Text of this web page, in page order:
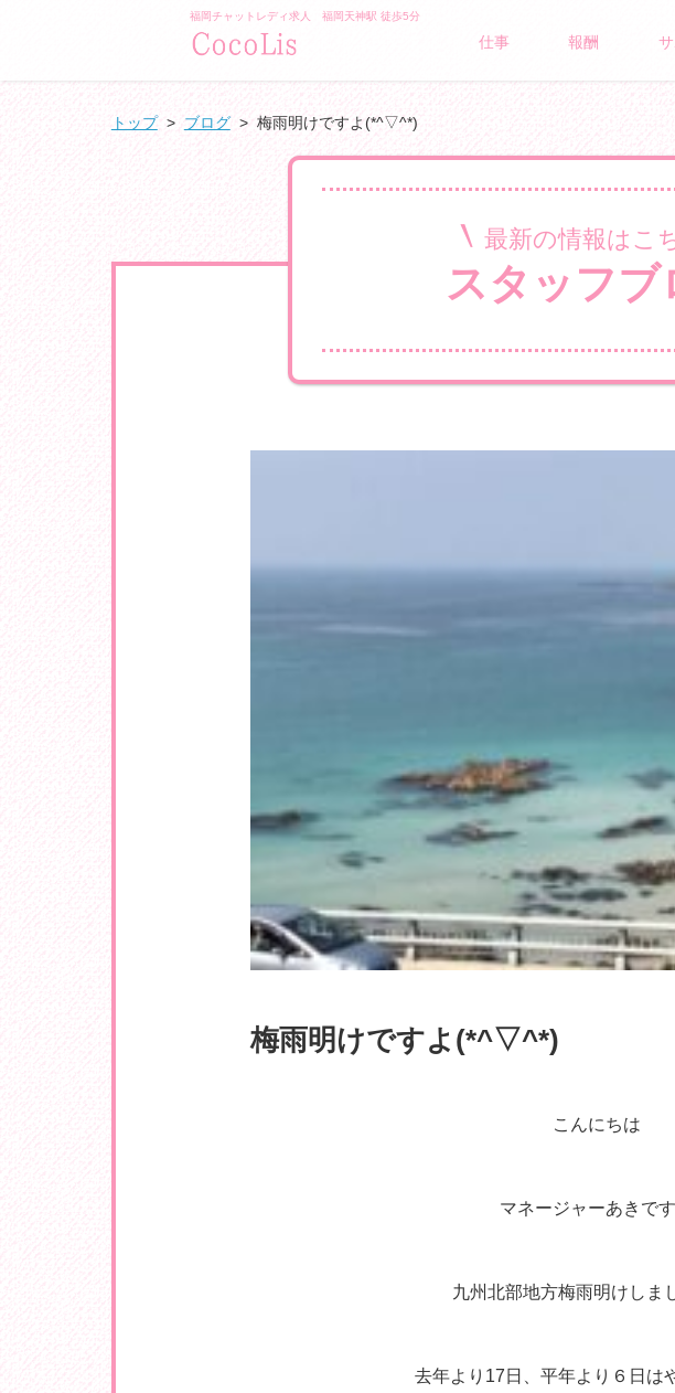
福岡チャットレディ求人 福岡天神駅 徒歩5分
/">GLAMOROUS BRAND
仕事 報酬
トップ> ブログ> 梅雨明けですよ(*^▽^*)
最新の情報はこ
スタッフブ
梅雨明けですよ(*^▽^*)
こんにちは
マネージャーあきです
九州北部地方梅雨明けしま
去年より17日、平年より６日は